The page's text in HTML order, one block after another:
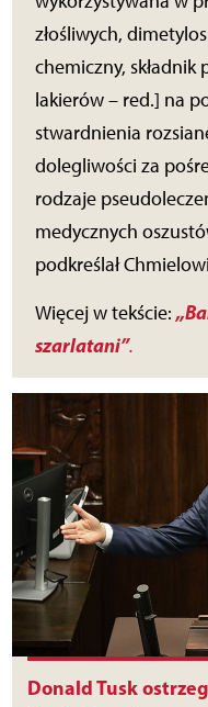
złośliwych,
chemiczny, składnik
lakierów – red.] na
stwardnienia
dolegliwości za
rodzaje
medycznych
podkreślał
Więcej w tekście:
szarlatani”.
Donald Tusk